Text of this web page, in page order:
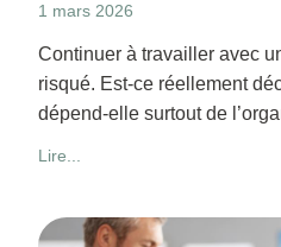
1 mars 2026
Continuer à travailler avec
risqué. Est-ce réellement
dépend-elle surtout de
Lire...